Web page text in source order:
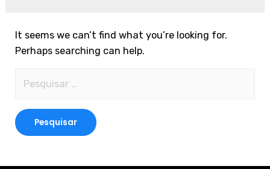
It seems we can’t find what you’re looking for.
Perhaps searching can help.